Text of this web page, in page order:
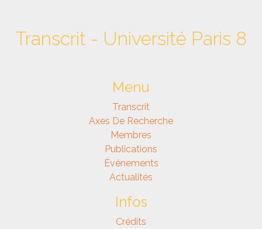
Transcrit - Université Paris 8
Menu
Transcrit
Axes De Recherche
Membres
Publications
Événements
Actualités
Infos
Crédits